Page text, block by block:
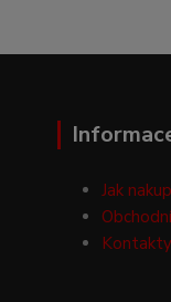
Jak
Kontakty